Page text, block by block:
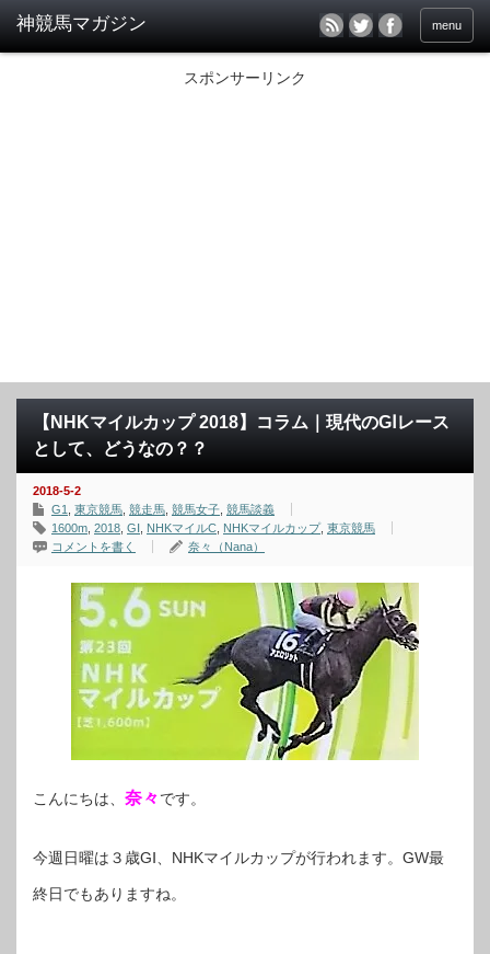
menu
スポンサーリンク
【NHKマイルカップ 2018】コラム｜現代のGⅠレース
として、どうなの？？
2018-5-2
G1
東京競馬 競走馬 競馬女子 競馬談義
1600m 2018 GⅠ NHKマイルC NHKマイルカップ, 東京競馬
コメントを書く
奈々（Nana）
こんにちは、 奈々です。
今週日曜は３歳GⅠ、NHKマイルカップが行われます。GW最
終日でもありますね。